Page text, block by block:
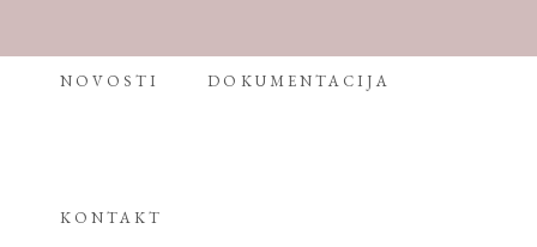
NOVOSTI DOKUMENTACIJA
KONTAKT